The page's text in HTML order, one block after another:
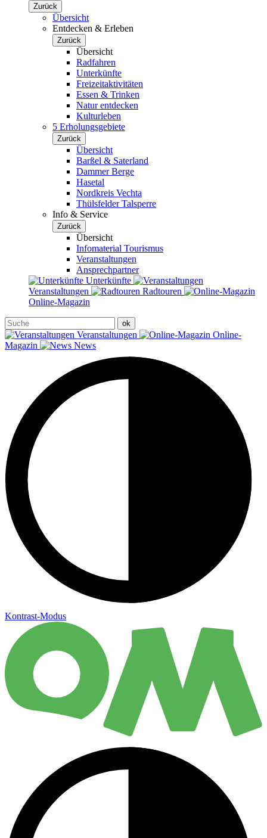
Zurück
Übersicht
Entdecken & Erleben
Zurück
Übersicht
Radfahren
Unterkünfte
Freizeitaktivitäten
Essen & Trinken
Natur entdecken
Kulturleben
5 Erholungsgebiete
Zurück
Übersicht
Barßel & Saterland
Dammer Berge
Hasetal
Nordkreis Vechta
Thülsfelder Talsperre
Info & Service
Zurück
Übersicht
Infomaterial Tourismus
Veranstaltungen
Ansprechpartner
Unterkünfte
Veranstaltungen
Radtouren
Online-Magazin
Veranstaltungen
Online-
Magazin
News
Kontrast-Modus